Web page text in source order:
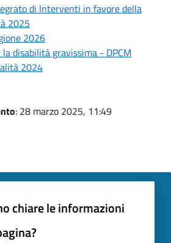
di Interventi in favore della
2025
2026
disabilità gravissima - DPCM
2024
: 28 marzo 2025, 11:49
chiare le informazioni